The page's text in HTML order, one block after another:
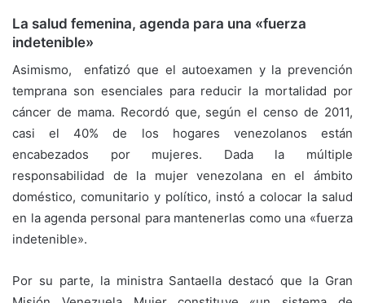
La salud femenina, agenda para una «fuerza
indetenible»
Asimismo, enfatizó que el autoexamen y la prevención
temprana son esenciales para reducir la mortalidad por
cáncer de mama. Recordó que, según el censo de 2011,
casi el 40% de los hogares venezolanos están
encabezados por mujeres. Dada la múltiple
responsabilidad de la mujer venezolana en el ámbito
doméstico, comunitario y político, instó a colocar la salud
en la agenda personal para mantenerlas como una «fuerza
indetenible».
Por su parte, la ministra Santaella destacó que la Gran